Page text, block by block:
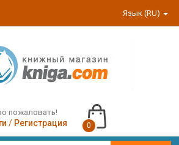
Язык (RU)
пожаловать!
/ Регистрация 0